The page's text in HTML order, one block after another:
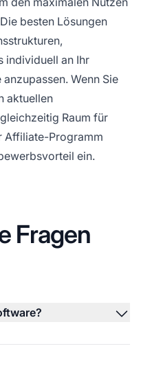
besten Lösungen
individuell an Ihr
Wenn Sie
aktuellen
Raum für
Affiliate-Programm
ein.
Fragen